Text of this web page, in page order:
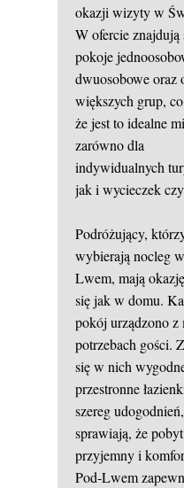
okazji wizyty w
W ofercie znajdują
pokoje
dwuosobowe oraz
większych grup,
że jest to idealne
zarówno dla
indywidualnych
jak i wycieczek
Podróżujący,
wybierają nocleg
Lwem, mają
się jak w domu.
pokój urządzono z
potrzebach gości.
się w nich
przestronne
szereg
sprawiają, że
przyjemny i
Pod-Lwem